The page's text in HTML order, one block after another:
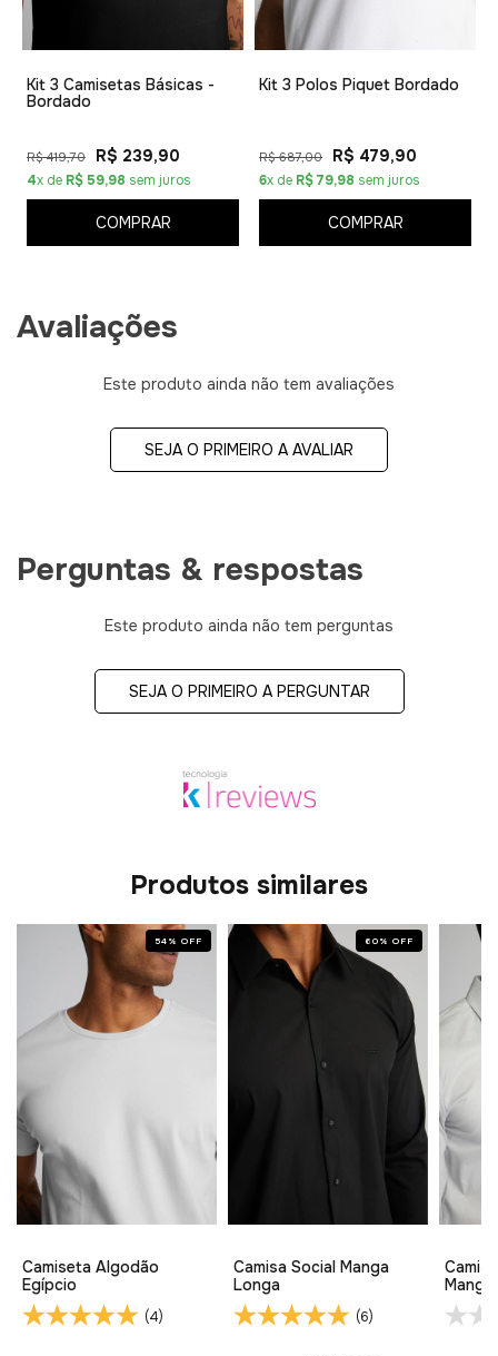
sem esforço para montar um look elegante e bem
Composição: 97% algodão 3% elastano
Kit 3 Camisetas Básicas -
Bordado
R$ 419,70 R$ 239,90
4x de R$ 59,98 sem juros
COMPRAR
Kit 3 Polos Piquet Bordado
R$ 687,00 R$ 479,90
6x de R$ 79,98 sem juros
COMPRAR
Avaliações
Este produto ainda não tem avaliações
SEJA O PRIMEIRO A AVALIAR
Perguntas & respostas
Este produto ainda não tem perguntas
SEJA O PRIMEIRO A PERGUNTAR
Produtos similares
54 %OFF
Camiseta Algodão
Egípcio
(4)
60 %OFF
Camisa Social Manga
Longa
(6)